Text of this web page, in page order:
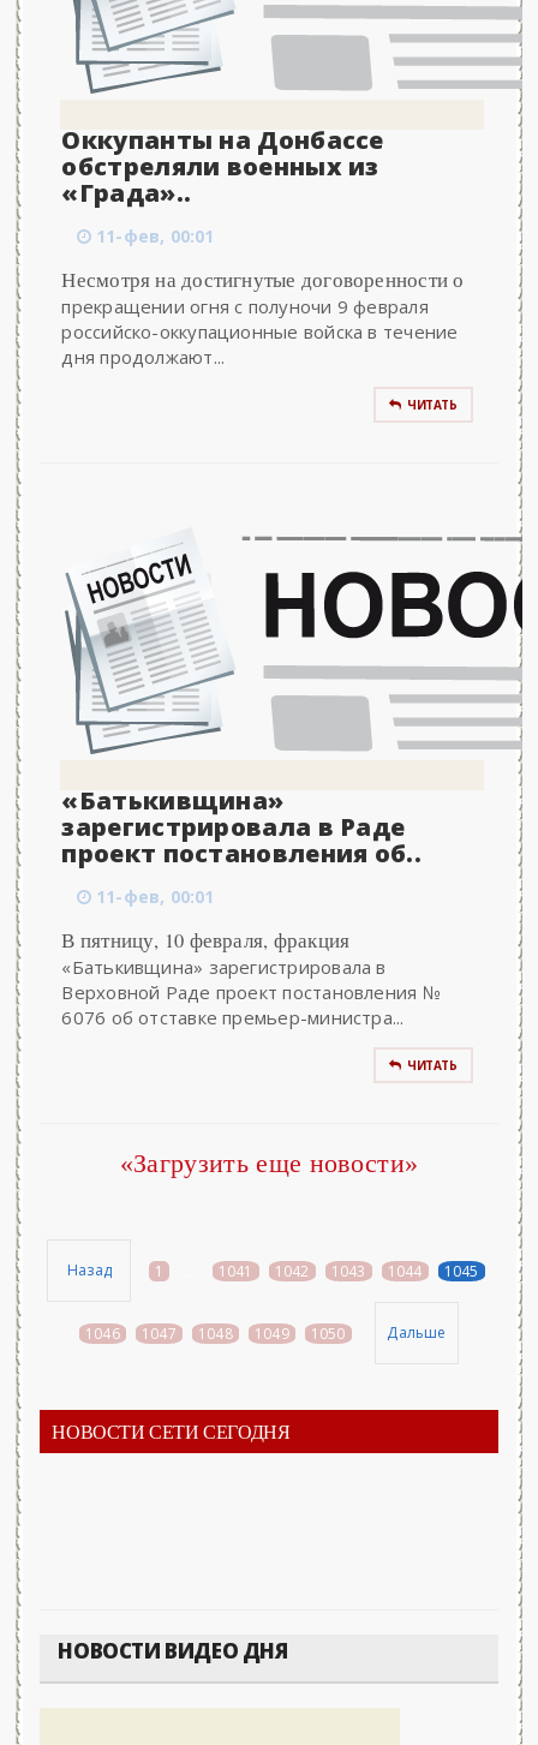
Оккупанты на Донбассе
обстреляли военных из
«Града»..
11-фев, 00:01
Несмотря на достигнутые договоренности о
прекращении огня с полуночи 9 февраля
российско-оккупационные войска в течение
дня продолжают...
ЧИТАТЬ
«Батькивщина»
зарегистрировала в Раде
проект постановления об..
11-фев, 00:01
В пятницу, 10 февраля, фракция
«Батькивщина» зарегистрировала в
Верховной Раде проект постановления №
6076 об отставке премьер-министра...
ЧИТАТЬ
«Загрузить еще новости»
Назад 1 1041 1042 1043 1044 1045
1046 1047 1048 1049 1050 Дальше
НОВОСТИ СЕТИ СЕГОДНЯ
НОВОСТИ ВИДЕО ДНЯ